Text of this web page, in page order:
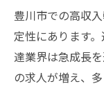
ルート営業
ップさせる
即日採用も
して働くチ
豊川市での高収
定性にあります
達業界は急成長
の求人が増え、